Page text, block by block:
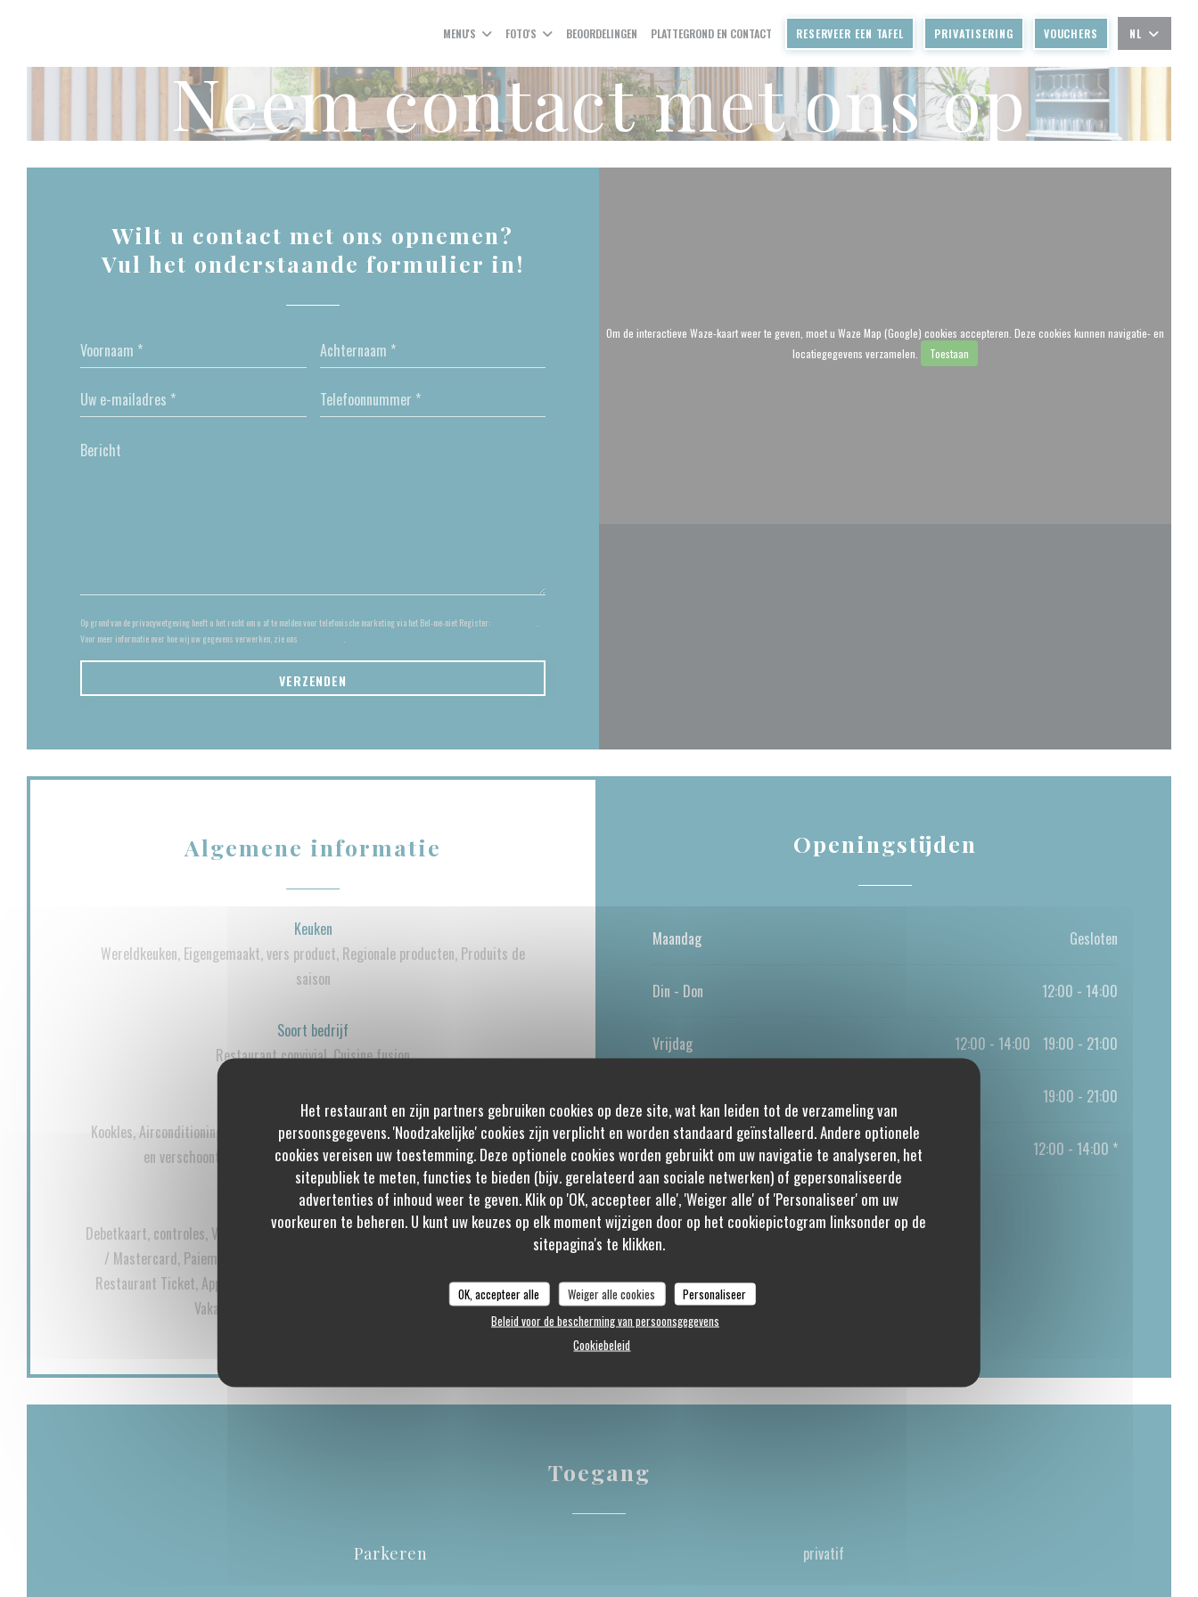
Het restaurant en zijn partners gebruiken cookies op deze site, wat kan leiden tot de verzameling van
persoonsgegevens. 'Noodzakelijke' cookies zijn verplicht en worden standaard geïnstalleerd. Andere optionele
cookies vereisen uw toestemming. Deze optionele cookies worden gebruikt om uw navigatie te analyseren, het
sitepubliek te meten, functies te bieden (bijv. gerelateerd aan sociale netwerken) of gepersonaliseerde
advertenties of inhoud weer te geven. Klik op 'OK, accepteer alle', 'Weiger alle' of 'Personaliseer' om uw
voorkeuren te beheren. U kunt uw keuzes op elk moment wijzigen door op het cookiepictogram linksonder op de
sitepagina's te klikken.
OK, accepteer alle Weiger alle cookies
Personaliseer
Beleid voor de bescherming van persoonsgegevens
Cookiebeleid
MENU'S FOTO'S BEOORDELINGEN PLATTEGROND EN CONTACT RESERVEER EEN TAFEL PRIVATISERING VOUCHERS NL
Neem contact met ons op
Wilt u contact met ons opnemen?
Vul het onderstaande formulier in!
Op grond van de privacywetgeving heeft u het recht om u af te melden voor telefonische marketing via het Bel-me-niet Register:
.
Voor meer informatie over hoe wij uw gegevens verwerken, zie ons
.
Om de interactieve Waze-kaart weer te geven, moet u Waze Map (Google) cookies accepteren. Deze cookies kunnen navigatie- en
locatiegegevens verzamelen.
Toestaan
Algemene informatie
Keuken
Wereldkeuken, Eigengemaakt, vers product, Regionale producten, Produits de
saison
Soort bedrijf
Restaurant convivial, Cuisine fusion
Diensten
Kookles, Airconditioning, Private Hire, Geblokkeerde toegang, Wifi, Kinderstoeltje
en verschoontafel voor baby's, Functie kamer te huren, Brunch
Betaalmethoden
Debetkaart, controles, Visa, meester, Contant geld, restaurant van Titres, Eurocard
/ Mastercard, Paiement Sans ContactPaiement Sans Contact, Sodexo Check,
Restaurant Ticket, Apple Pay, Mobile payment, Ticket restaurant dématérialisé,
Vakantiecheques, overschrijving, Bestelling
Openingstijden
Maandag Gesloten
Din - Don 12:00 - 14:00
Vrijdag 12:00 - 14:00 19:00 - 21:00
19:00 - 21:00
Zondag 12:00 - 14:00 *
* Alleen reserveringen
Toegang
Parkeren privatif